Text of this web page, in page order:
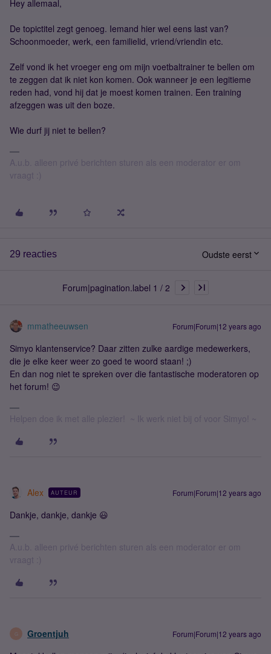
Hey allemaal,
De topictitel zegt genoeg. Iemand hier wel eens last van?
Schoonmoeder, werk, een familielid, vriend/vriendin etc.
Zelf vond ik het vroeger eng om mijn voetbaltrainer te bellen om
te zeggen dat ik niet kon komen. Ook wanneer je een legitieme
reden had, vond hij dat je moest komen trainen. Een training
afzeggen was uit den boze.
Wie durf jij niet te bellen?
A.u.b. alleen privé berichten sturen als een moderator er om
vraagt :)
29 reacties Oudste eerst
Forum|pagination.label 1 / 2
mmatheeuwsen Forum|Forum|12 years ago
Simyo klantenservice? Daar zitten zulke aardige medewerkers,
die je elke keer weer zo goed te woord staan! ;)
En dan nog niet te spreken over die fantastische moderatoren op
het forum! 😉
Helpen doe ik met alle plezier! ~ Ik werk niet bij of voor Simyo! ~
Alex AUTEUR Forum|Forum|12 years ago
Dankje, dankje, dankje 😃
A.u.b. alleen privé berichten sturen als een moderator er om
vraagt :)
G Groentjuh Forum|Forum|12 years ago